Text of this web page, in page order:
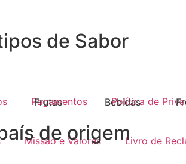
de Sabor
Frutas Bebidas
de origem
Pagamentos Política de
Missão e Valores Livro de